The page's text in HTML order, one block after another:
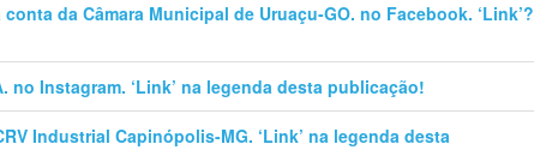
da Câmara Municipal de Uruaçu-GO. no Facebook. ‘Link’?
no Instagram. ‘Link’ na legenda desta publicação!
Industrial Capinópolis-MG. ‘Link’ na legenda desta